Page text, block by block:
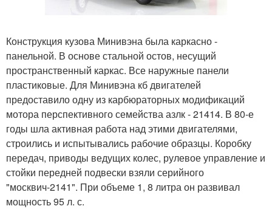
Конструкция кузова Минивэна была каркасно -
панельной. В основе стальной остов, несущий
пространственный каркас. Все наружные панели
пластиковые. Для Минивэна кб двигателей
предоставило одну из карбюраторных модификаций
мотора перспективного семейства азлк - 21414. В 80-е
годы шла активная работа над этими двигателями,
строились и испытывались рабочие образцы. Коробку
передач, приводы ведущих колес, рулевое управление и
стойки передней подвески взяли серийного
"москвич-2141". При объеме 1, 8 литра он развивал
мощность 95 л. с.